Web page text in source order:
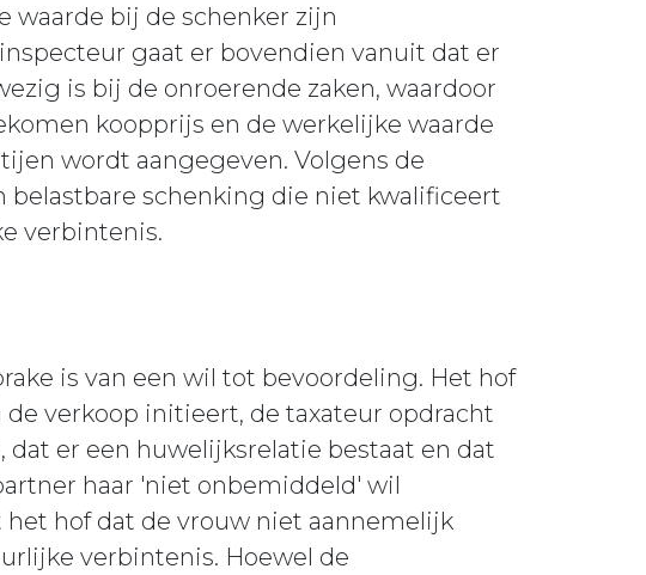
waarde bij de schenker zijn
gaat er bovendien vanuit dat er
is bij de onroerende zaken, waardoor
koopprijs en de werkelijke waarde
wordt aangegeven. Volgens de
schenking die niet kwalificeert
verbintenis.
is van een wil tot bevoordeling. Het hof
verkoop initieert, de taxateur opdracht
er een huwelijksrelatie bestaat en dat
haar 'niet onbemiddeld' wil
hof dat de vrouw niet aannemelijk
verbintenis. Hoewel de